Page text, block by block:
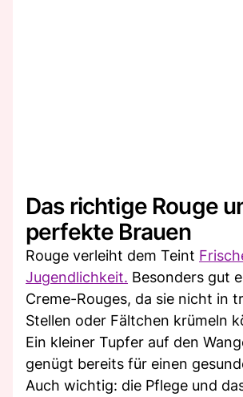
Das richtige Rouge
perfekte Brauen
Rouge verleiht dem Teint
Jugendlichkeit. Besonders gut
Creme-Rouges, da sie nicht in
Stellen oder Fältchen krümeln
Ein kleiner Tupfer auf den
genügt bereits für einen
Auch wichtig: die Pflege und